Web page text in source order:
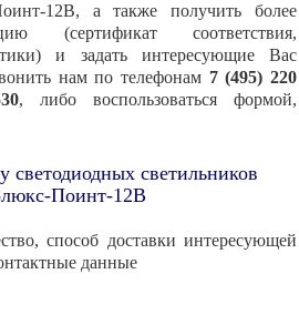
12В, а также получить более
(сертификат соответствия,
и задать интересующие Вас
нам по телефонам 7 (495) 220
, либо воспользоваться формой,
светодиодных светильников
Поинт-12В
способ доставки интересующей
данные